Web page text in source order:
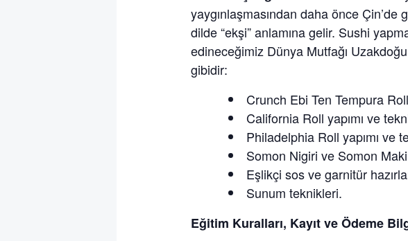
yaygınlaşmasından daha önce
dilde “ekşi” anlamına gelir. Sushi
edineceğimiz Dünya Mutfağı
gibidir:
Crunch Ebi Ten Tempura
California Roll yapımı ve
Philadelphia Roll yapımı ve
Somon Nigiri ve Somon
Eşlikçi sos ve garnitür
Sunum teknikleri.
Eğitim Kuralları, Kayıt ve Ödeme